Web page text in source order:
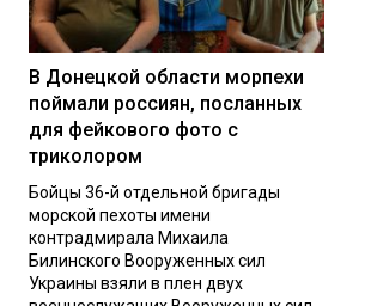
В Донецкой области морпехи
поймали россиян, посланных
для фейкового фото с
триколором
Бойцы 36-й отдельной бригады
морской пехоты имени
контрадмирала Михаила
Билинского Вооруженных сил
Украины взяли в плен двух